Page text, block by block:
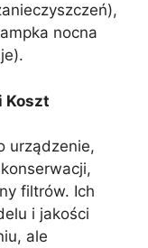
nocna
Koszt
urządzenie,
filtrów. Ich
i jakości
ale